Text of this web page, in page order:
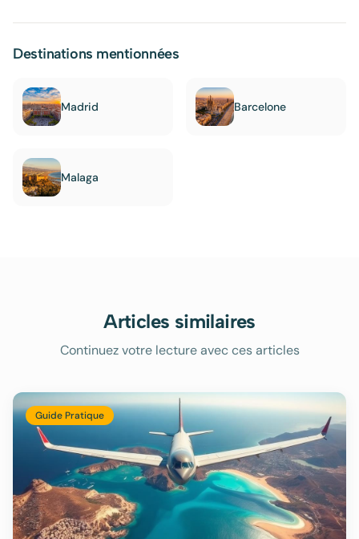
Destinations mentionnées
Madrid Barcelone
Malaga
Articles similaires
Continuez votre lecture avec ces articles
Guide Pratique